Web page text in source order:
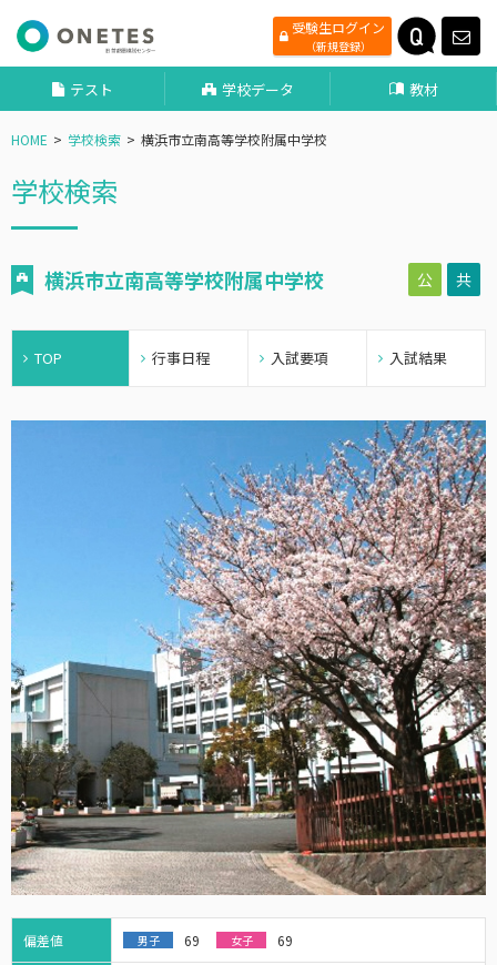
受験生ログイン
（新規登録）
テスト 学校データ 教材
HOME 学校検索 横浜市立南高等学校附属中学校
学校検索
横浜市立南高等学校附属中学校 公 共
TOP 行事日程 入試要項 入試結果
偏差値 男子 69 女子 69